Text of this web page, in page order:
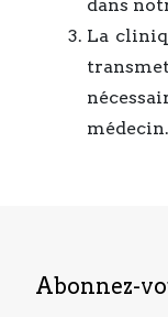
dans
La
médecin.
Abonnez-